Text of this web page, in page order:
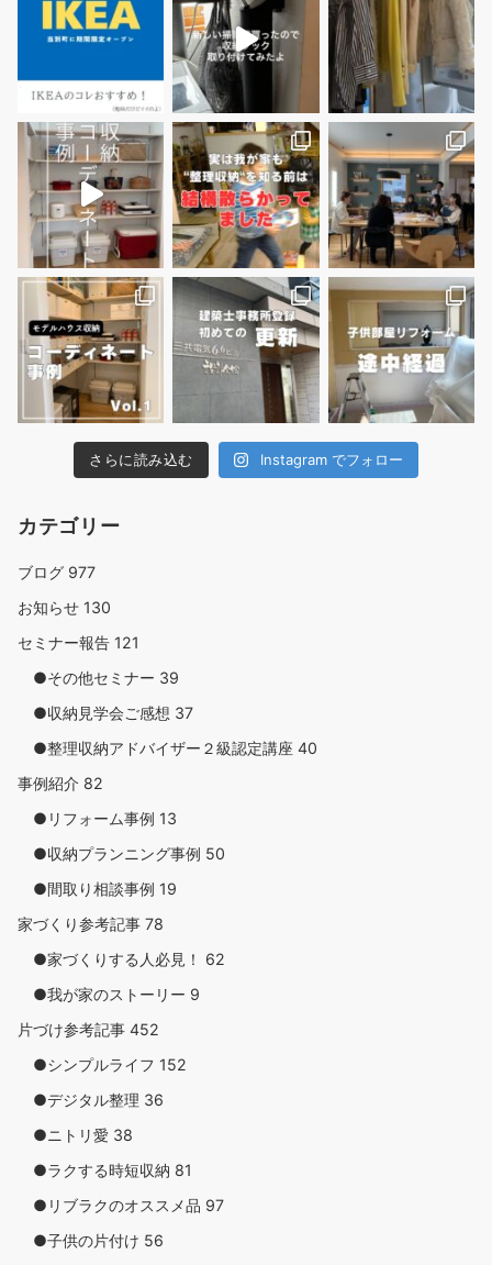
さらに読み込む Instagram でフォロー
カテゴリー
ブログ 977
お知らせ 130
セミナー報告 121
●その他セミナー 39
●収納見学会ご感想 37
●整理収納アドバイザー２級認定講座 40
事例紹介 82
●リフォーム事例 13
●収納プランニング事例 50
●間取り相談事例 19
家づくり参考記事 78
●家づくりする人必見！ 62
●我が家のストーリー 9
片づけ参考記事 452
●シンプルライフ 152
●デジタル整理 36
●ニトリ愛 38
●ラクする時短収納 81
●リブラクのオススメ品 97
●子供の片付け 56